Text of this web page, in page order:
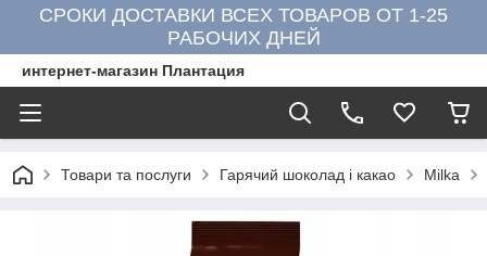
СРОКИ ДОСТАВКИ ВСЕХ ТОВАРОВ ОТ 1-25
РАБОЧИХ ДНЕЙ
интернет-магазин Плантация
Товари та послуги Гарячий шоколад і какао Milka